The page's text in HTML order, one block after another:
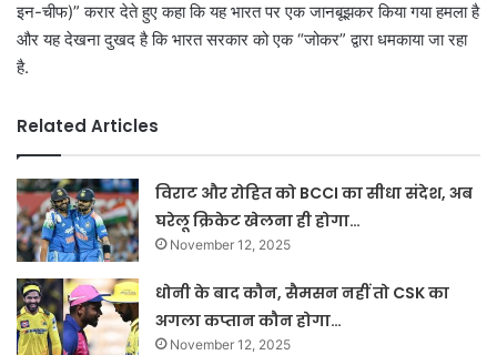
इन-चीफ)” करार देते हुए कहा कि यह भारत पर एक जानबूझकर किया गया हमला है
और यह देखना दुखद है कि भारत सरकार को एक “जोकर” द्वारा धमकाया जा रहा
है.
Related Articles
विराट और रोहित को BCCI का सीधा संदेश, अब
घरेलू क्रिकेट खेलना ही होगा…
November 12, 2025
धोनी के बाद कौन, सैमसन नहीं तो CSK का
अगला कप्तान कौन होगा…
November 12, 2025